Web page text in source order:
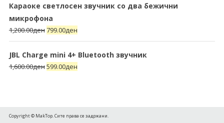
Караоке светлосен звучник со два бежични
микрофона
1,200.00ден799.00ден
JBL Charge mini 4+ Bluetooth звучник
1,600.00ден599.00ден
Copyright © MakTop. Сите права се задржани.